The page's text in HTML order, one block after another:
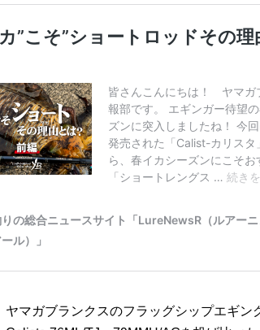
ヤマガブランクスのフラッグシップエギン